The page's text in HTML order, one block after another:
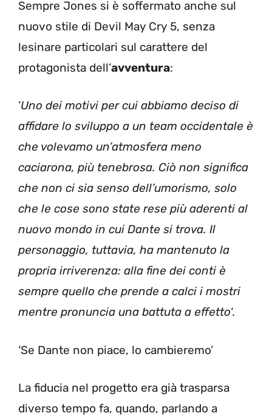
Sempre Jones si è soffermato anche sul
nuovo stile di Devil May Cry 5, senza
lesinare particolari sul carattere del
protagonista dell’avventura:
‘Uno dei motivi per cui abbiamo deciso di
affidare lo sviluppo a un team occidentale è
che volevamo un’atmosfera meno
caciarona, più tenebrosa. Ciò non significa
che non ci sia senso dell’umorismo, solo
che le cose sono state rese più aderenti al
nuovo mondo in cui Dante si trova. Il
personaggio, tuttavia, ha mantenuto la
propria irriverenza: alla fine dei conti è
sempre quello che prende a calci i mostri
mentre pronuncia una battuta a effetto‘.
‘Se Dante non piace, lo cambieremo’
La fiducia nel progetto era già trasparsa
diverso tempo fa, quando, parlando a